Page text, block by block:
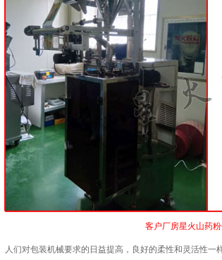
客户厂房星火山药
人们对包装机械要求的日益提高，良好的柔性和灵活性